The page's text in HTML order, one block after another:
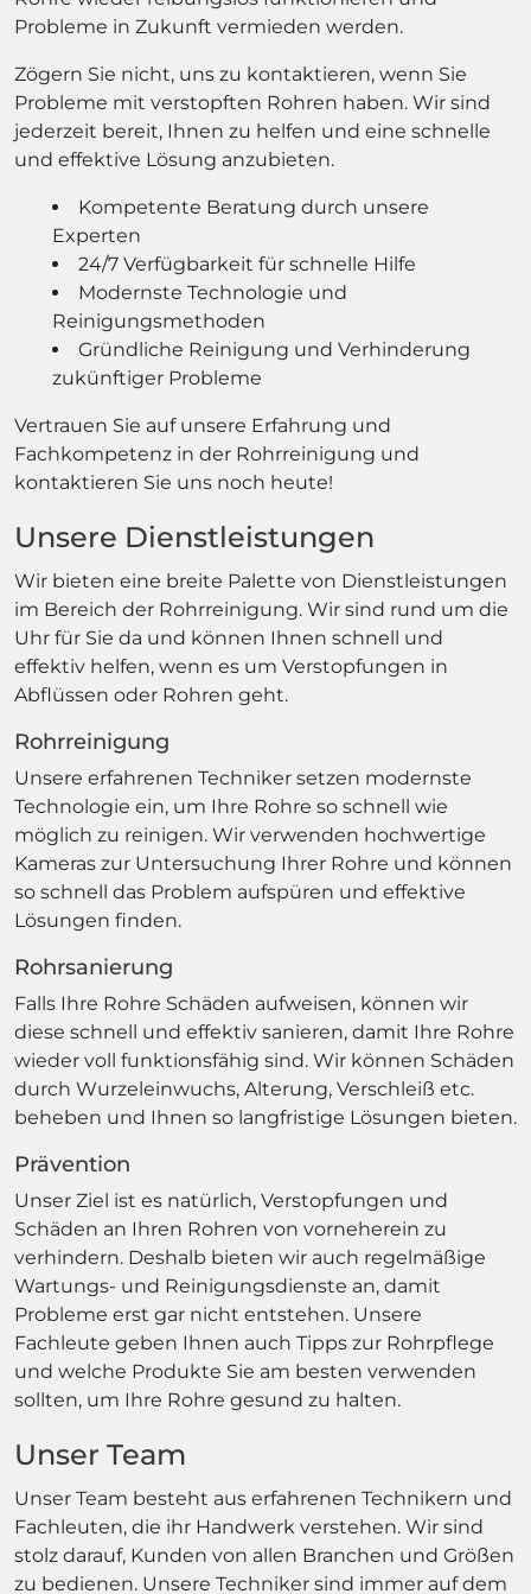
Probleme in Zukunft vermieden werden.
Zögern Sie nicht, uns zu kontaktieren, wenn Sie
Probleme mit verstopften Rohren haben. Wir sind
jederzeit bereit, Ihnen zu helfen und eine schnelle
und effektive Lösung anzubieten.
Kompetente Beratung durch unsere
Experten
24/7 Verfügbarkeit für schnelle Hilfe
Modernste Technologie und
Reinigungsmethoden
Gründliche Reinigung und Verhinderung
zukünftiger Probleme
Vertrauen Sie auf unsere Erfahrung und
Fachkompetenz in der Rohrreinigung und
kontaktieren Sie uns noch heute!
Unsere Dienstleistungen
Wir bieten eine breite Palette von Dienstleistungen
im Bereich der Rohrreinigung. Wir sind rund um die
Uhr für Sie da und können Ihnen schnell und
effektiv helfen, wenn es um Verstopfungen in
Abflüssen oder Rohren geht.
Rohrreinigung
Unsere erfahrenen Techniker setzen modernste
Technologie ein, um Ihre Rohre so schnell wie
möglich zu reinigen. Wir verwenden hochwertige
Kameras zur Untersuchung Ihrer Rohre und können
so schnell das Problem aufspüren und effektive
Lösungen finden.
Rohrsanierung
Falls Ihre Rohre Schäden aufweisen, können wir
diese schnell und effektiv sanieren, damit Ihre Rohre
wieder voll funktionsfähig sind. Wir können Schäden
durch Wurzeleinwuchs, Alterung, Verschleiß etc.
beheben und Ihnen so langfristige Lösungen bieten.
Prävention
Unser Ziel ist es natürlich, Verstopfungen und
Schäden an Ihren Rohren von vorneherein zu
verhindern. Deshalb bieten wir auch regelmäßige
Wartungs- und Reinigungsdienste an, damit
Probleme erst gar nicht entstehen. Unsere
Fachleute geben Ihnen auch Tipps zur Rohrpflege
und welche Produkte Sie am besten verwenden
sollten, um Ihre Rohre gesund zu halten.
Unser Team
Unser Team besteht aus erfahrenen Technikern und
Fachleuten, die ihr Handwerk verstehen. Wir sind
stolz darauf, Kunden von allen Branchen und Größen
zu bedienen. Unsere Techniker sind immer auf dem